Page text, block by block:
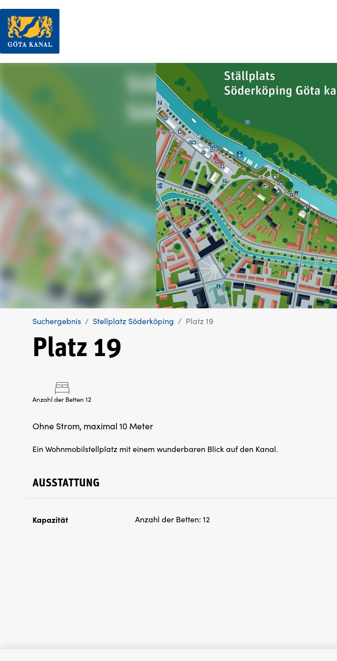
Suchergebnis Stellplatz Söderköping Platz 19
Platz 19
Anzahl der Betten 12
Ohne Strom, maximal 10 Meter
Ein Wohnmobilstellplatz mit einem wunderbaren Blick auf den Kanal.
AUSSTATTUNG
Kapazität Anzahl der Betten: 12